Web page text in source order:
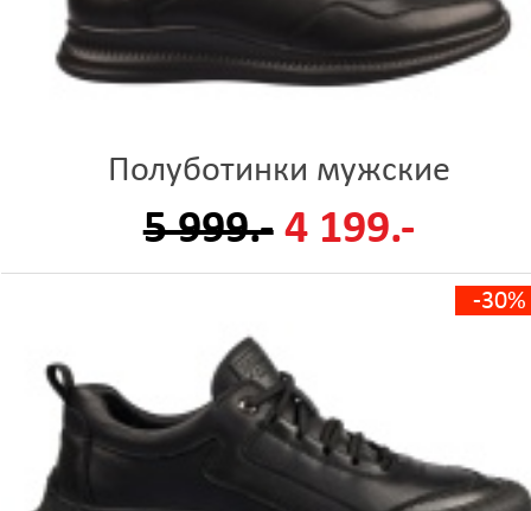
Полуботинки мужские
5 999.- 4 199.-
-30%